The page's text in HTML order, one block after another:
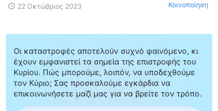
22 Οκτώβριος 2023 Κοινοποίηση
Οι καταστροφές αποτελούν συχνό φαινόμενο, κι
έχουν εμφανιστεί τα σημεία της επιστροφής του
Κυρίου. Πώς μπορούμε, λοιπόν, να υποδεχθούμε
τον Κύριο; Σας προσκαλούμε εγκάρδια να
επικοινωνήσετε μαζί μας για να βρείτε τον τρόπο.